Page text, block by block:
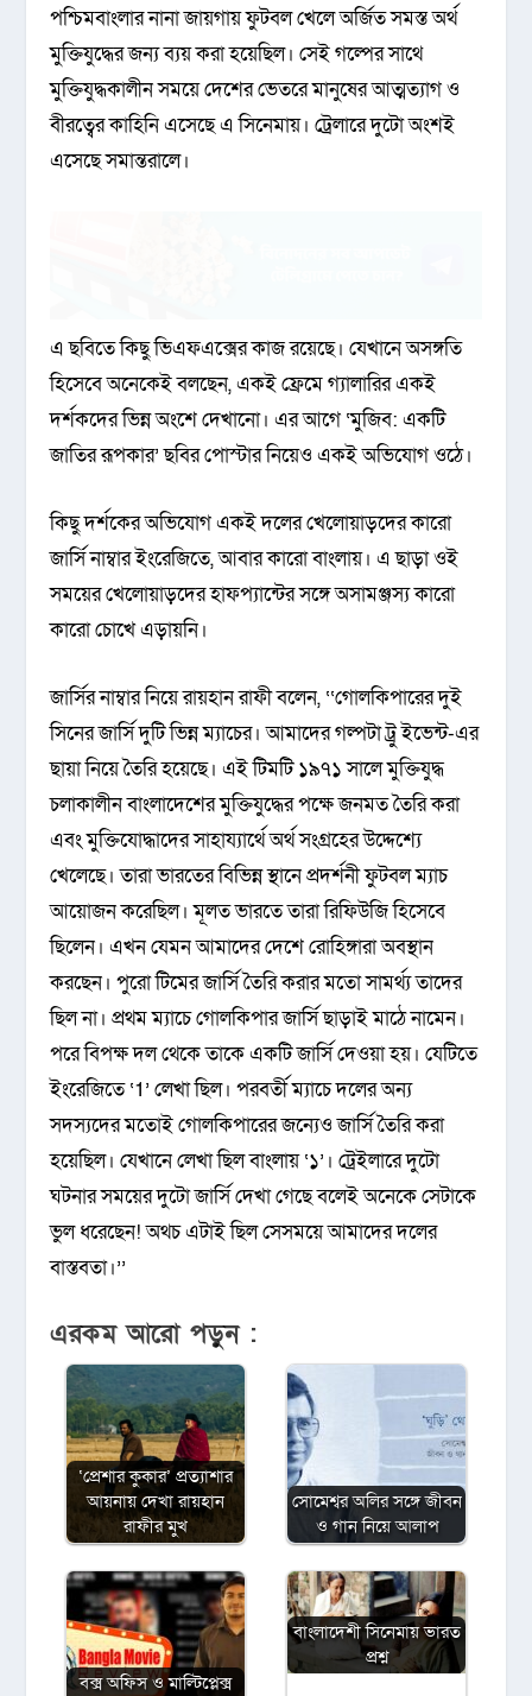
পশ্চিমবাংলার নানা জায়গায় ফুটবল খেলে অর্জিত সমস্ত অর্থ
মুক্তিযুদ্ধের জন্য ব্যয় করা হয়েছিল। সেই গল্পের সাথে
মুক্তিযুদ্ধকালীন সময়ে দেশের ভেতরে মানুষের আত্মত্যাগ ও
বীরত্বের কাহিনি এসেছে এ সিনেমায়। ট্রেলারে দুটো অংশই
এসেছে সমান্তরালে।
এ ছবিতে কিছু ভিএফএক্সের কাজ রয়েছে। যেখানে অসঙ্গতি
হিসেবে অনেকেই বলছেন, একই ফ্রেমে গ্যালারির একই
দর্শকদের ভিন্ন অংশে দেখানো। এর আগে ‘মুজিব: একটি
জাতির রূপকার’ ছবির পোস্টার নিয়েও একই অভিযোগ ওঠে।
কিছু দর্শকের অভিযোগ একই দলের খেলোয়াড়দের কারো
জার্সি নাম্বার ইংরেজিতে, আবার কারো বাংলায়। এ ছাড়া ওই
সময়ের খেলোয়াড়দের হাফপ্যান্টের সঙ্গে অসামঞ্জস্য কারো
কারো চোখে এড়ায়নি।
জার্সির নাম্বার নিয়ে রায়হান রাফী বলেন, ‘‘গোলকিপারের দুই
সিনের জার্সি দুটি ভিন্ন ম্যাচের। আমাদের গল্পটা ট্রু ইভেন্ট-এর
ছায়া নিয়ে তৈরি হয়েছে। এই টিমটি ১৯৭১ সালে মুক্তিযুদ্ধ
চলাকালীন বাংলাদেশের মুক্তিযুদ্ধের পক্ষে জনমত তৈরি করা
এবং মুক্তিযোদ্ধাদের সাহায্যার্থে অর্থ সংগ্রহের উদ্দেশ্যে
খেলেছে। তারা ভারতের বিভিন্ন স্থানে প্রদর্শনী ফুটবল ম্যাচ
আয়োজন করেছিল। মূলত ভারতে তারা রিফিউজি হিসেবে
ছিলেন। এখন যেমন আমাদের দেশে রোহিঙ্গারা অবস্থান
করছেন। পুরো টিমের জার্সি তৈরি করার মতো সামর্থ্য তাদের
ছিল না। প্রথম ম্যাচে গোলকিপার জার্সি ছাড়াই মাঠে নামেন।
পরে বিপক্ষ দল থেকে তাকে একটি জার্সি দেওয়া হয়। যেটিতে
ইংরেজিতে ‘1’ লেখা ছিল। পরবর্তী ম্যাচে দলের অন্য
সদস্যদের মতোই গোলকিপারের জন্যেও জার্সি তৈরি করা
হয়েছিল। যেখানে লেখা ছিল বাংলায় ‘১’। ট্রেইলারে দুটো
ঘটনার সময়ের দুটো জার্সি দেখা গেছে বলেই অনেকে সেটাকে
ভুল ধরেছেন! অথচ এটাই ছিল সেসময়ে আমাদের দলের
বাস্তবতা।’’
এরকম আরো পড়ুন :
‘প্রেশার কুকার’ প্রত্যাশার
আয়নায় দেখা রায়হান
রাফীর মুখ
সোমেশ্বর অলির সঙ্গে জীবন
ও গান নিয়ে আলাপ
বক্স অফিস ও মাল্টিপ্লেক্স
বাংলাদেশী সিনেমায় ভারত
প্রশ্ন